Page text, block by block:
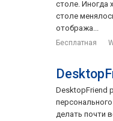
столе. Иногда
столе
отобража...
Бесплатная
DesktopFriend
делать почти